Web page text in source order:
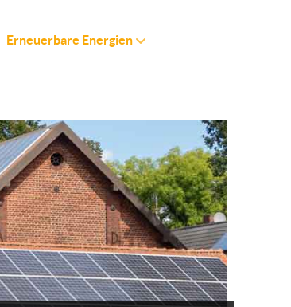
Erneuerbare Energien